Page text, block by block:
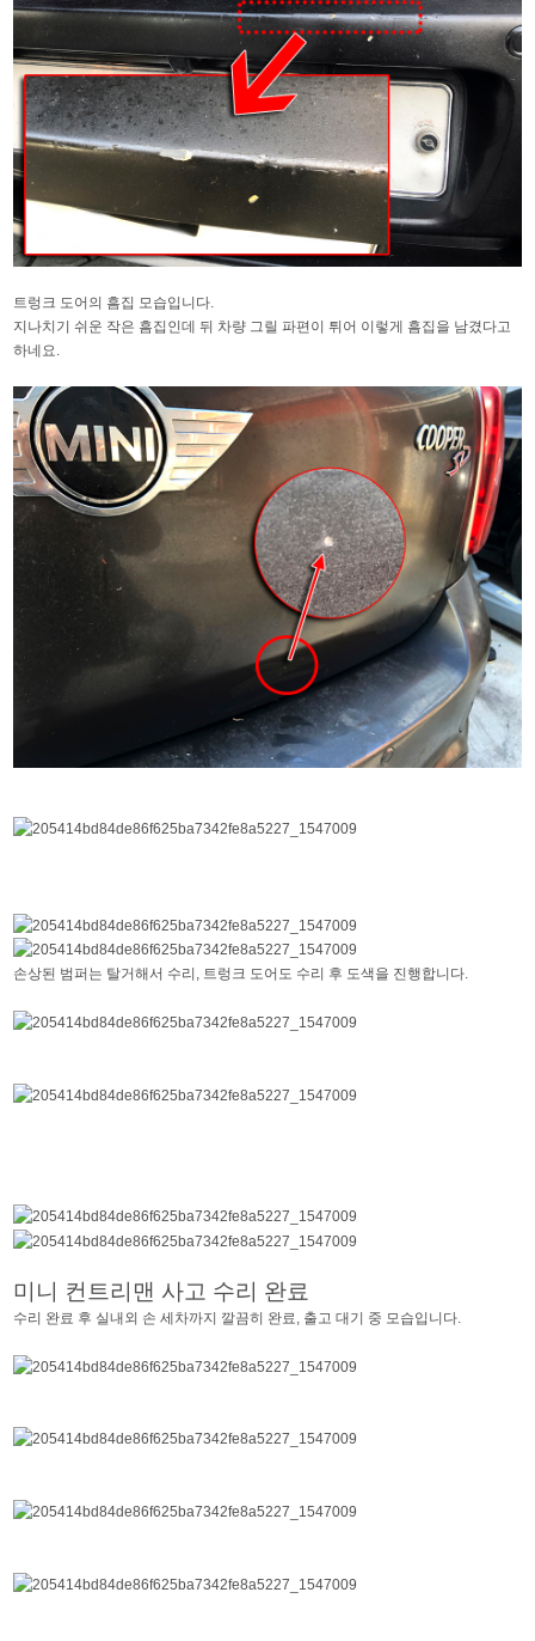
트렁크 도어의 흠집 모습입니다.
지나치기 쉬운 작은 흠집인데 뒤 차량 그릴 파편이 튀어 이렇게 흠집을 남겼다고
하네요.
손상된 범퍼는 탈거해서 수리, 트렁크 도어도 수리 후 도색을 진행합니다.
미니 컨트리맨 사고 수리 완료
수리 완료 후 실내외 손 세차까지 깔끔히 완료, 출고 대기 중 모습입니다.